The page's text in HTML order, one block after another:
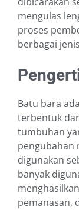
mengulas
proses
berbagai
Batu bara
terbentuk
tumbuhan
pengubahan
digunakan
banyak
pemanasan,